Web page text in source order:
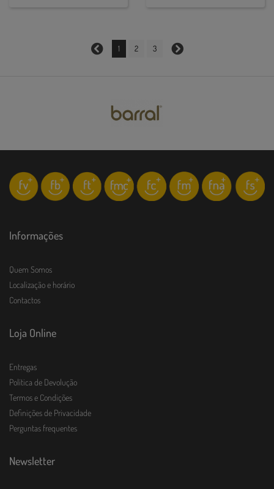
1 2 3
Informações
Quem Somos
Localização e horário
Contactos
Loja Online
Entregas
Política de Devolução
Termos e Condições
Definições de Privacidade
Perguntas frequentes
Newsletter